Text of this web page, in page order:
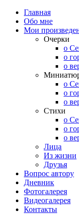
Главная
Обо мне
Мои
Очерки
о
о
о
о
о
о
Стихи
о
о
о
Лица
Из жизни
Друзья
Вопрос автору
Дневник
Фотогалерея
Видеогалерея
Контакты